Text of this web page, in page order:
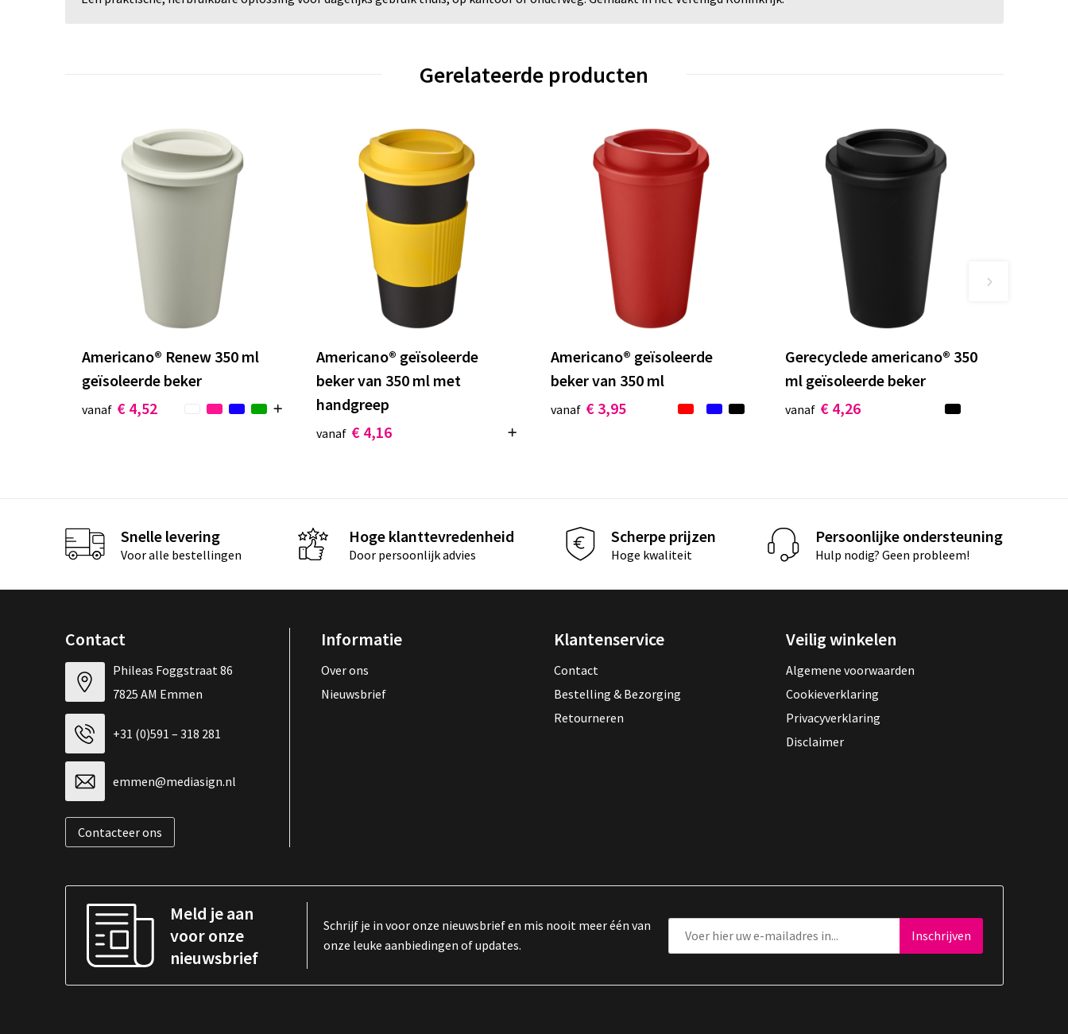
Gerelateerde producten
Americano®­­ Renew 350 ml
geïsoleerde beker
vanaf € 4,52
Americano® geïsoleerde
beker van 350 ml met
handgreep
vanaf € 4,16
Americano® geïsoleerde
beker van 350 ml
vanaf € 3,95
Gerecyclede americano® 350
ml geïsoleerde beker
vanaf € 4,26
Snelle levering
Voor alle bestellingen
Hoge klanttevredenheid
Door persoonlijk advies
Scherpe prijzen
Hoge kwaliteit
Persoonlijke ondersteuning
Hulp nodig? Geen probleem!
Contact
Phileas Foggstraat 86
7825 AM Emmen
+31 (0)591 – 318 281
emmen@mediasign.nl
Contacteer ons
Informatie
Over ons
Nieuwsbrief
Klantenservice
Contact
Bestelling & Bezorging
Retourneren
Veilig winkelen
Algemene voorwaarden
Cookieverklaring
Privacyverklaring
Disclaimer
Meld je aan
voor onze
nieuwsbrief
Schrijf je in voor onze nieuwsbrief en mis nooit meer één van
onze leuke aanbiedingen of updates.